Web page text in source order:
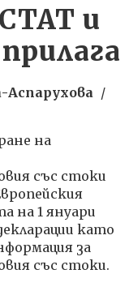
и
Аспарухова /
на
със стоки
на 1 януари
като
за
със стоки.